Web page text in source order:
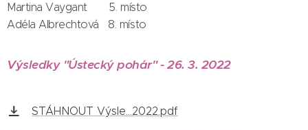
Martina Vaygant 5. místo
Adéla Albrechtová 8. místo
Výsledky "Ústecký pohár" - 26. 3. 2022
STÁHNOUT Výsle...2022.pdf